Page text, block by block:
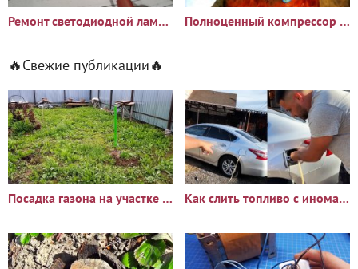
Ремонт светодиодной лампы Полноценный компрессор из холодильника
🔥Свежие публикации🔥
Посадка газона на участке с сорняками: опыт и результаты Как слить топливо с иномарки через горловину бака